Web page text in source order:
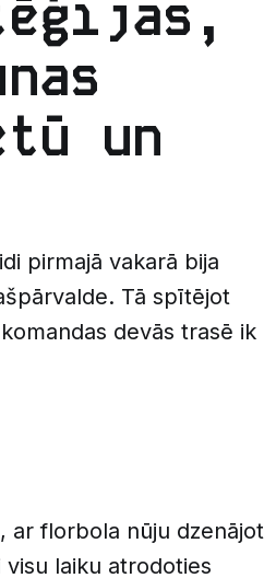
un
pirmajā vakarā bija
Tā spītējot
devās trasē ik
ar florbola nūju dzenājot
laiku atrodoties